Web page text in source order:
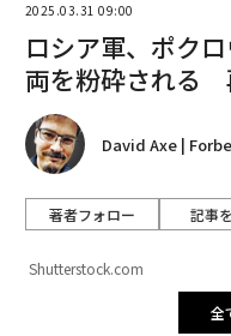
2025.03.31 09:00
ロシア軍、ポク
両を粉砕される
David Axe |
著者フォロー 記事
Shutterstock.com
全